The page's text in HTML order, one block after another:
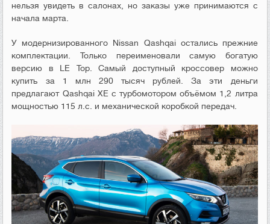
нельзя увидеть в салонах, но заказы уже принимаются с
начала марта.
У модернизированного Nissan Qashqai остались прежние
комплектации. Только переименовали самую богатую
версию в LE Top. Самый доступный кроссовер можно
купить за 1 млн 290 тысяч рублей. За эти деньги
предлагают Qashqai ХЕ с турбомотором объёмом 1,2 литра
мощностью 115 л.с. и механической коробкой передач.